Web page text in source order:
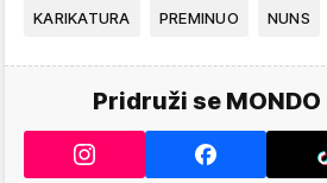
KARIKATURA PREMINUO NUNS
Pridruži se